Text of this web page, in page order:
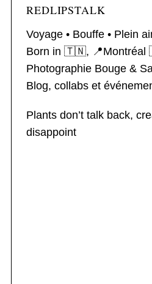
REDLIPSTALK
Voyage • Bouffe • Plein
Born in 🇹🇳,
PhotographieBouge &
Blog, collabs et
Plants don’t talk back,
disappoint